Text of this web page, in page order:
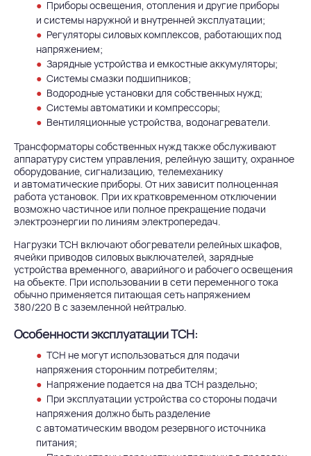
Приборы освещения, отопления и другие приборы
и системы наружной и внутренней эксплуатации;
Регуляторы силовых комплексов, работающих под
напряжением;
Зарядные устройства и емкостные аккумуляторы;
Системы смазки подшипников;
Водородные установки для собственных нужд;
Системы автоматики и компрессоры;
Вентиляционные устройства, водонагреватели.
Трансформаторы собственных нужд также обслуживают
аппаратуру систем управления, релейную защиту, охранное
оборудование, сигнализацию, телемеханику
и автоматические приборы. От них зависит полноценная
работа установок. При их кратковременном отключении
возможно частичное или полное прекращение подачи
электроэнергии по линиям электропередач.
Нагрузки ТСН включают обогреватели релейных шкафов,
ячейки приводов силовых выключателей, зарядные
устройства временного, аварийного и рабочего освещения
на объекте. При использовании в сети переменного тока
обычно применяется питающая сеть напряжением
380/220 В с заземленной нейтралью.
Особенности эксплуатации ТСН:
ТСН не могут использоваться для подачи
напряжения сторонним потребителям;
Напряжение подается на два ТСН раздельно;
При эксплуатации устройства со стороны подачи
напряжения должно быть разделение
с автоматическим вводом резервного источника
питания;